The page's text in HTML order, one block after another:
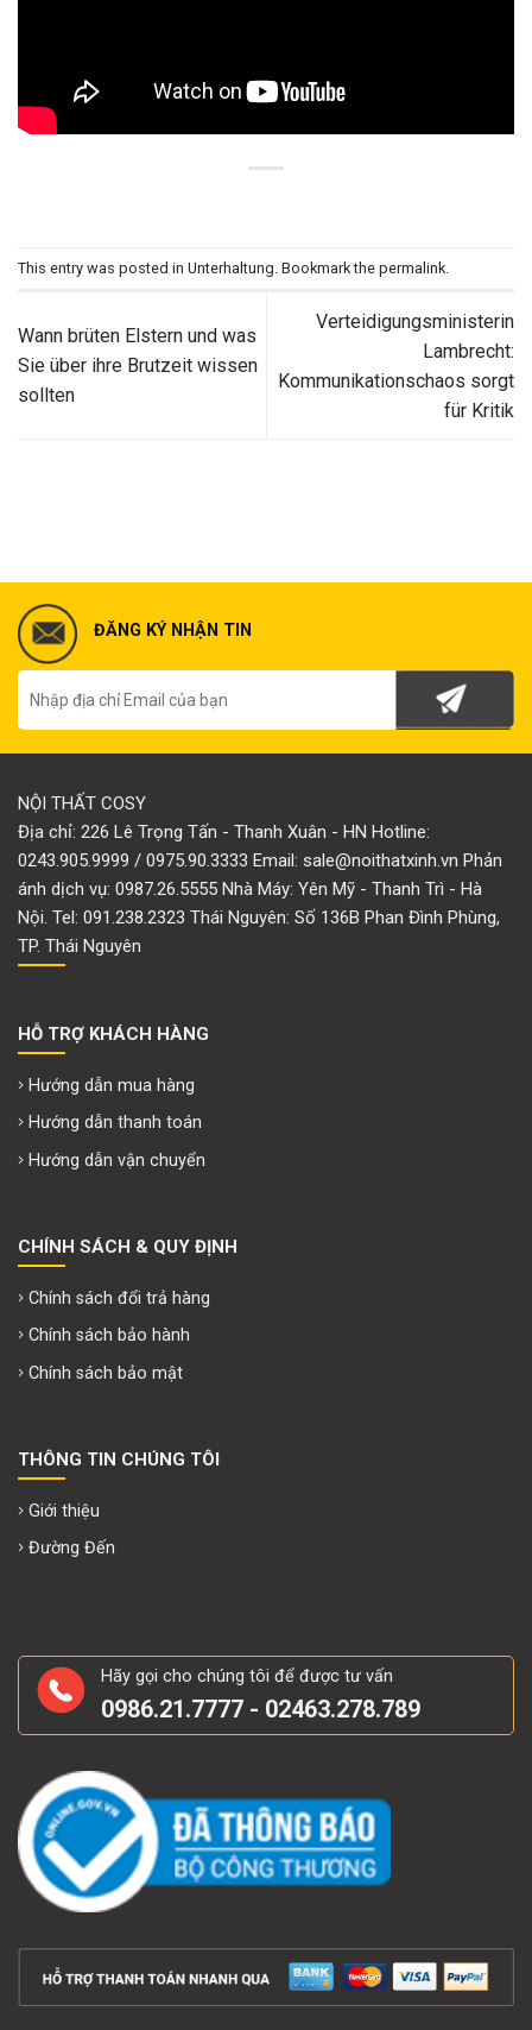
This entry was posted in Unterhaltung . Bookmark the permalink
Wann brüten Elstern und was
Sie über ihre Brutzeit wissen
sollten
Verteidigungsministerin
Lambrecht:
Kommunikationschaos sorgt
für Kritik
ĐĂNG KÝ NHẬN TIN
NỘI THẤT COSY
Địa chỉ: 226 Lê Trọng Tấn - Thanh Xuân - HN Hotline:
0243.905.9999 / 0975.90.3333 Email: sale@noithatxinh.vn Phản
ánh dịch vụ: 0987.26.5555 Nhà Máy: Yên Mỹ - Thanh Trì - Hà
Nội. Tel: 091.238.2323 Thái Nguyên: Số 136B Phan Đình Phùng,
TP. Thái Nguyên
HỖ TRỢ KHÁCH HÀNG
Hướng dẫn mua hàng
Hướng dẫn thanh toán
Hướng dẫn vận chuyển
CHÍNH SÁCH & QUY ĐỊNH
Chính sách đổi trả hàng
Chính sách bảo hành
Chính sách bảo mật
THÔNG TIN CHÚNG TÔI
Giới thiệu
Đường Đến
Hãy gọi cho chúng tôi để được tư vấn
0986.21.7777 - 02463.278.789